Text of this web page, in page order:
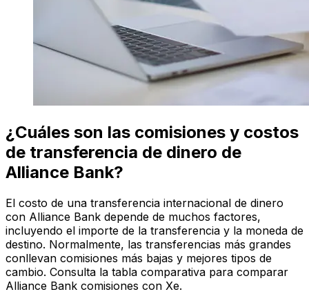
¿Cuáles son las comisiones y costos
de transferencia de dinero de
Alliance Bank?
El costo de una transferencia internacional de dinero
con Alliance Bank depende de muchos factores,
incluyendo el importe de la transferencia y la moneda de
destino. Normalmente, las transferencias más grandes
conllevan comisiones más bajas y mejores tipos de
cambio. Consulta la tabla comparativa para comparar
Alliance Bank comisiones con Xe.